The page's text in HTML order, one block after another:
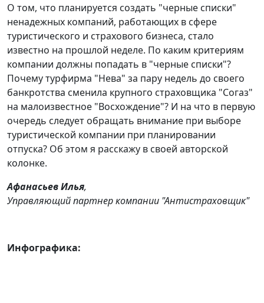
О том, что планируется создать "черные списки"
ненадежных компаний, работающих в сфере
туристического и страхового бизнеса, стало
известно на прошлой неделе. По каким критериям
компании должны попадать в "черные списки"?
Почему турфирма "Нева" за пару недель до своего
банкротства сменила крупного страховщика "Согаз"
на малоизвестное "Восхождение"? И на что в первую
очередь следует обращать внимание при выборе
туристической компании при планировании
отпуска? Об этом я расскажу в своей авторской
колонке.
Афанасьев Илья,
Управляющий партнер компании "Антистраховщик"
Инфографика: